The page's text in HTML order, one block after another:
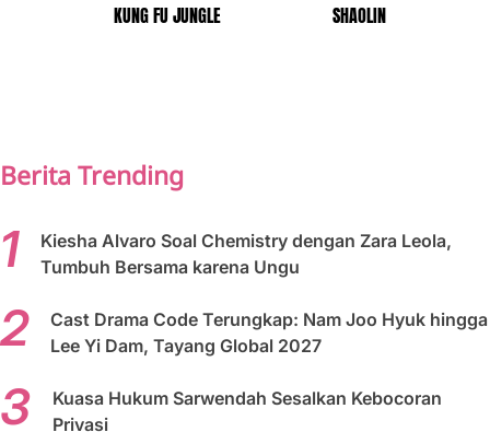
KUNG FU JUNGLE SHAOLIN
Berita Trending
Kiesha Alvaro Soal Chemistry dengan Zara Leola,
Tumbuh Bersama karena Ungu
Cast Drama Code Terungkap: Nam Joo Hyuk hingga
Lee Yi Dam, Tayang Global 2027
Kuasa Hukum Sarwendah Sesalkan Kebocoran
Privasi